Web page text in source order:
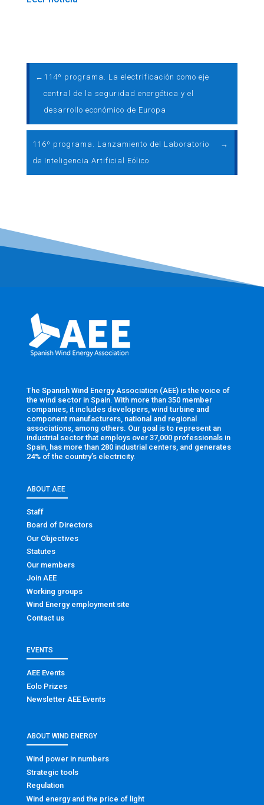
← 114º programa. La electrificación como eje
central de la seguridad energética y el
desarrollo económico de Europa
116º programa. Lanzamiento del Laboratorio
de Inteligencia Artificial Eólico
→
The Spanish Wind Energy Association (AEE) is the voice of
the wind sector in Spain. With more than 350 member
companies, it includes developers, wind turbine and
component manufacturers, national and regional
associations, among others. Our goal is to represent an
industrial sector that employs over 37,000 professionals in
Spain, has more than 280 industrial centers, and generates
24% of the country’s electricity.
ABOUT AEE
Staff
Board of Directors
Our Objectives
Statutes
Our members
Join AEE
Working groups
Wind Energy employment site
Contact us
EVENTS
AEE Events
Eolo Prizes
Newsletter AEE Events
ABOUT WIND ENERGY
Wind power in numbers
Strategic tools
Regulation
Wind energy and the price of light